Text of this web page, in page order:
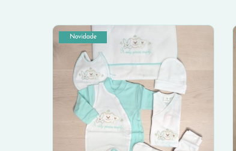
Novidade